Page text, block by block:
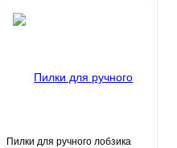
Пилки для ручного лобзика